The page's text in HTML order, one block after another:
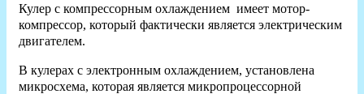
Кулер с компрессорным охлаждением имеет мотор-
компрессор, который фактически является электрическим
двигателем.
В кулерах с электронным охлаждением, установлена
микросхема, которая является микропроцессорной